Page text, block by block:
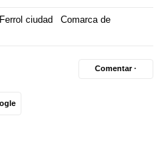
Ferrol ciudad
Comarca de
Comentar ·